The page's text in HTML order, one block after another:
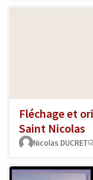
Fléchage et
Saint Nicolas
Nicolas DUCRET